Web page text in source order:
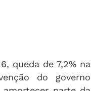
queda de 7,2% na
do governo